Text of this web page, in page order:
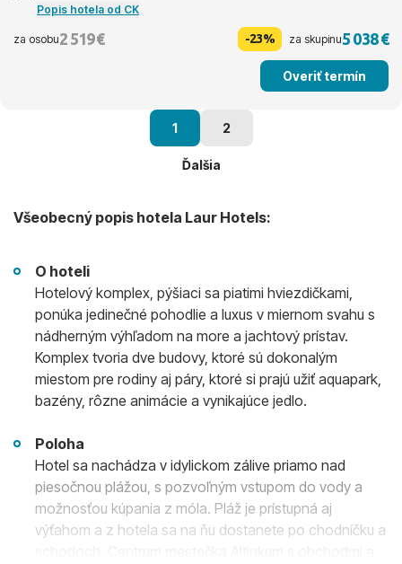
Popis hotela od CK
za osobu2 519 € -23% za skupinu5 038 €
Overiť termín
1 2
Ďalšia
Všeobecný popis hotela Laur Hotels:
O hoteli
Hotelový komplex, pýšiaci sa piatimi hviezdičkami,
ponúka jedinečné pohodlie a luxus v miernom svahu s
nádherným výhľadom na more a jachtový prístav.
Komplex tvoria dve budovy, ktoré sú dokonalým
miestom pre rodiny aj páry, ktoré si prajú užiť aquapark,
bazény, rôzne animácie a vynikajúce jedlo.
Poloha
Hotel sa nachádza v idylickom zálive priamo nad
piesočnou plážou, s pozvoľným vstupom do vody a
možnosťou kúpania z móla. Pláž je prístupná aj
výťahom a z hotela sa na ňu dostanete po chodníčku a